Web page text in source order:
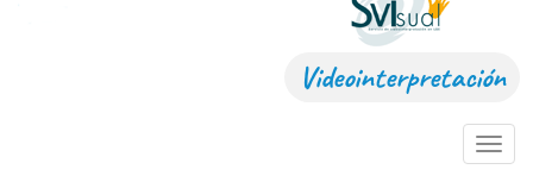
Videointerpretación